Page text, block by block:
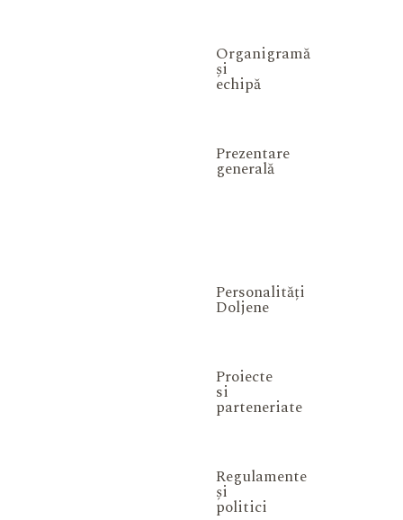
Organigramă
și
echipă
Prezentare
generală
Personalități
Doljene
Proiecte
si
parteneriate
Regulamente
și
politici